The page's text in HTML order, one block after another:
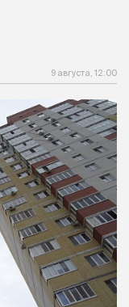
9 августа, 12:00